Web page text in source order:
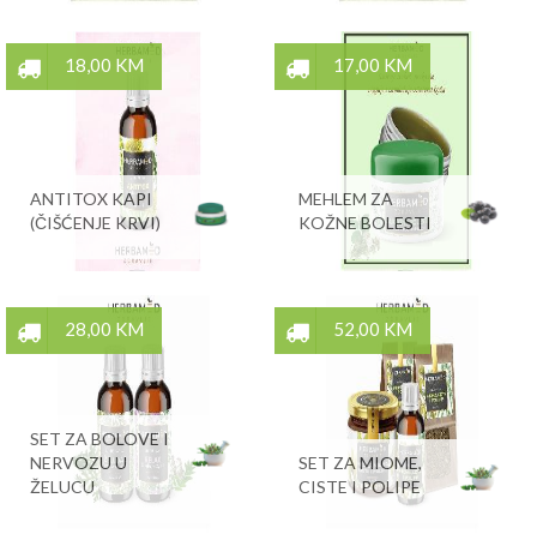
18,00 KM
ANTITOX KAPI
(ČIŠĆENJE KRVI)
17,00 KM
MEHLEM ZA
KOŽNE BOLESTI
28,00 KM
SET ZA BOLOVE I
NERVOZU U
ŽELUCU
52,00 KM
SET ZA MIOME,
CISTE I POLIPE